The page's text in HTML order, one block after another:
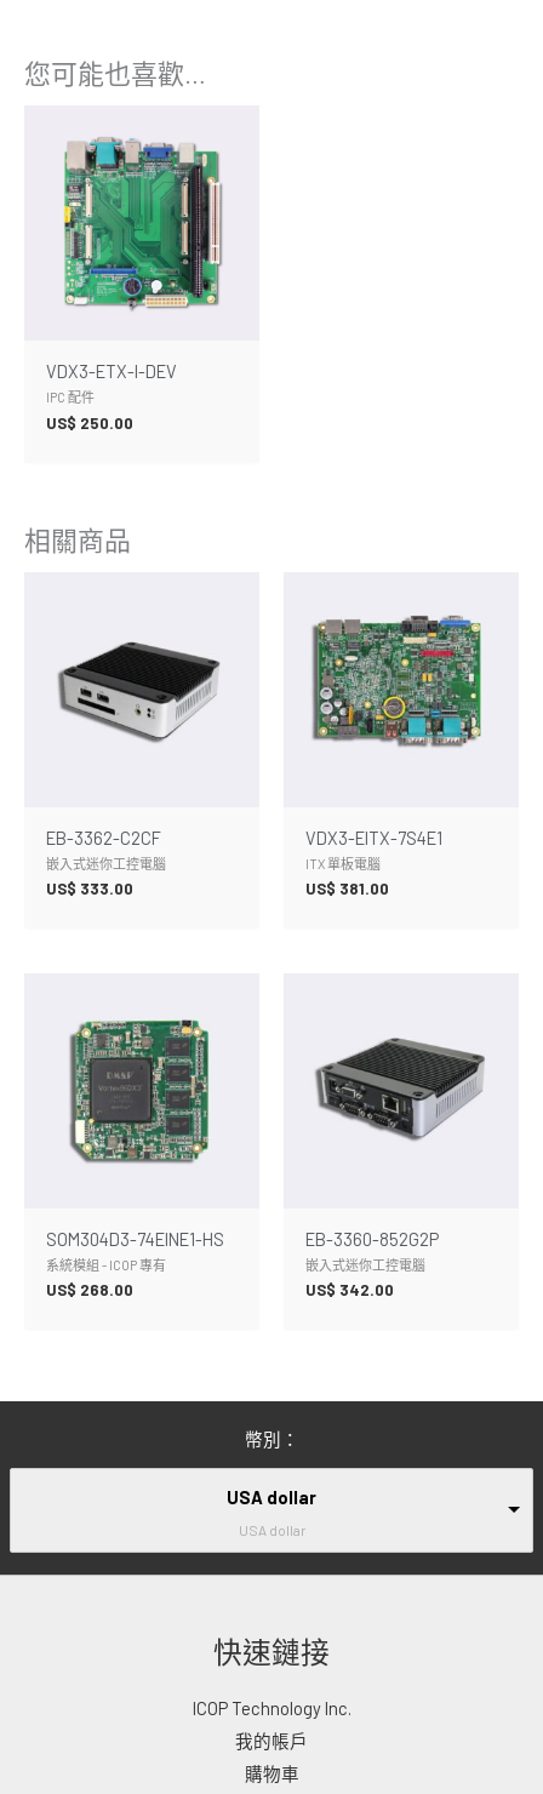
您可能也喜歡…
VDX3-ETX-I-DEV
IPC 配件
US$ 250.00
相關商品
EB-3362-C2CF
嵌入式迷你工控電腦
US$ 333.00
VDX3-EITX-7S4E1
ITX 單板電腦
US$ 381.00
SOM304D3-74EINE1-HS
系統模組 - ICOP 專有
US$ 268.00
EB-3360-852G2P
嵌入式迷你工控電腦
US$ 342.00
幣別：
USA dollar
USA dollar
快速鏈接
ICOP Technology Inc.
我的帳戶
購物車